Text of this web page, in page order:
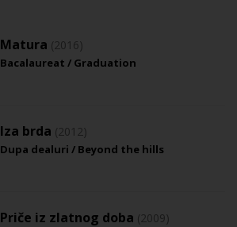
Matura (2016)
Bacalaureat / Graduation
Iza brda (2012)
Dupa dealuri / Beyond the hills
Priče iz zlatnog doba (2009)